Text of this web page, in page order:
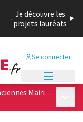
- Je découvre les
projets lauréats
Se connecter
Extension et rénovation du parc des Anciennes Mairies, &quot;poumon vert&quot; du centre ville